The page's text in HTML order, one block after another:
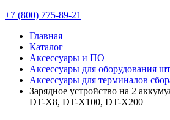
+7 (800) 775-89-21
Главная
Каталог
Аксессуары и ПО
Аксессуары для оборудования
Аксессуары для терминалов
Зарядное устройство на 2
DT-X8, DT-X100, DT-X200